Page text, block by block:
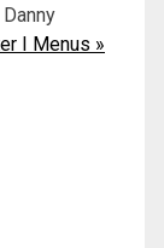
Danny
I Menus »